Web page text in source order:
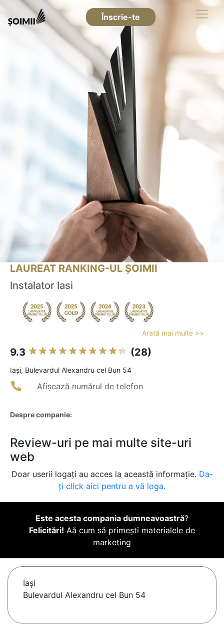
Înscrie-te
LAUREAT RANKING-UL ȘOIMII
Instalator Iasi
Arată mai multe >>
9.3 (28)
Iaşi, Bulevardul Alexandru cel Bun 54
Afișează numărul de telefon
Despre companie:
Review-uri pe mai multe site-uri
web
Doar userii logați au acces la această informație. Da-
ți click aici pentru a vă loga.
Este acesta compania dumneavoastră?
Felicitări! Aă cum să primești materialele de
marketing
Iaşi
Bulevardul Alexandru cel Bun 54